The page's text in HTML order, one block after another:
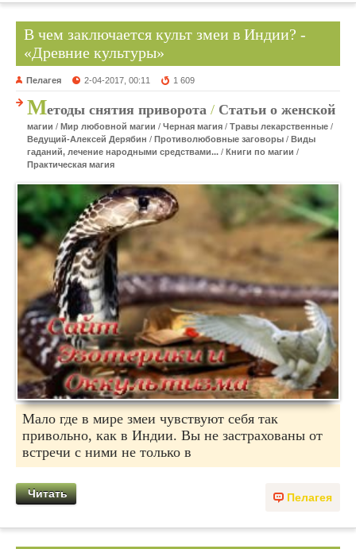
В чем заключается культ змеи в Индии? -
«Древние культуры»
Пелагея 2-04-2017, 00:11 1 609
Методы снятия приворота / Статьи о женской
магии / Мир любовной магии / Черная магия / Травы лекарственные /
Ведущий-Алексей Дерябин / Противолюбовные заговоры / Виды
гаданий, лечение народными средствами... / Книги по магии /
Практическая магия
Мало где в мире змеи чувствуют себя так
привольно, как в Индии. Вы не застрахованы от
встречи с ними не только в
Пелагея
Читать